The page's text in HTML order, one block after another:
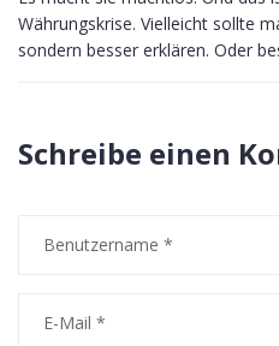
Währungskrise. Vielleicht sollte
sondern besser erklären. Oder
Schreibe einen